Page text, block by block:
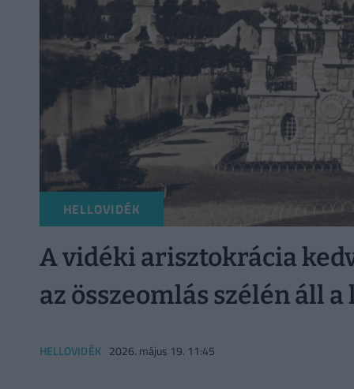
HELLOVIDÉK
A vidéki arisztokrácia
az összeomlás szélén áll
HELLOVIDÉK 2026. május 19. 11:45